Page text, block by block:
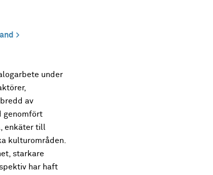
under
av
genomfört
enkäter till
kulturområden.
starkare
har haft